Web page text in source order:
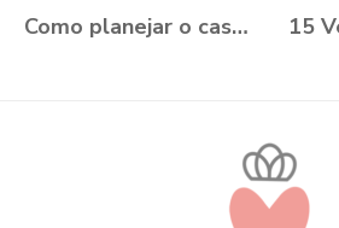
Como planejar o casamento durante a Pandemia?